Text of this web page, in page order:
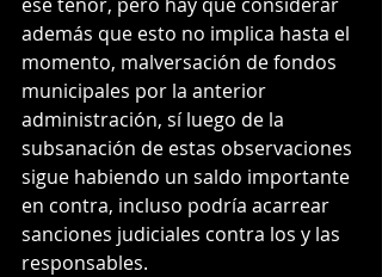
además que esto no implica hasta el
momento, malversación de fondos
municipales por la anterior
administración, sí luego de la
subsanación de estas observaciones
sigue habiendo un saldo importante
en contra, incluso podría acarrear
sanciones judiciales contra los y las
responsables.